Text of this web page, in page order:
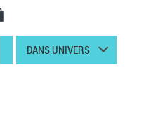
DANS UNIVERS